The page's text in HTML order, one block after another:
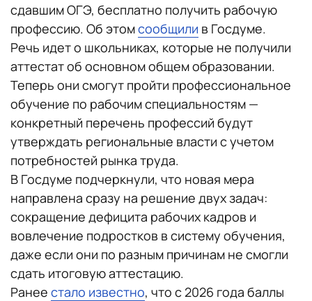
сдавшим ОГЭ, бесплатно получить рабочую
профессию. Об этомсообщили в Госдуме.
Речь идет о школьниках, которые не получили
аттестат об основном общем образовании.
Теперь они смогут пройти профессиональное
обучение по рабочим специальностям —
конкретный перечень профессий будут
утверждать региональные власти с учетом
потребностей рынка труда.
В Госдуме подчеркнули, что новая мера
направлена сразу на решение двух задач:
сокращение дефицита рабочих кадров и
вовлечение подростков в систему обучения,
даже если они по разным причинам не смогли
сдать итоговую аттестацию.
Ранее стало известно, что с 2026 года баллы